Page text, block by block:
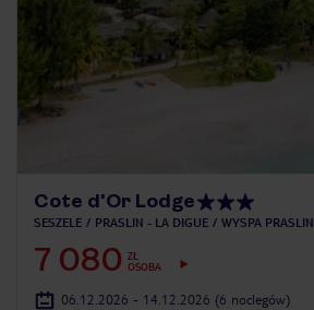
Cote d'Or Lodge
SESZELE PRASLIN - LA DIGUE WYSPA PRASLIN
7 080 ZŁ
OSOBA
06.12.2026 - 14.12.2026 (6 noclegów)